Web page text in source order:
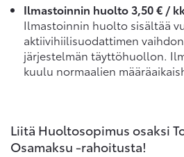
Ilmastoinnin huolto 3,50 € /
Ilmastoinnin huolto sisältää
aktiivihiilisuodattimen
järjestelmän täyttöhuollon.
kuulu normaalien
Liitä Huoltosopimus osaksi
Osamaksu -rahoitusta!